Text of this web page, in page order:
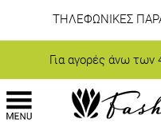
ΤΗΛΕΦΩΝΙΚΕΣ
Για αγορές άνω των